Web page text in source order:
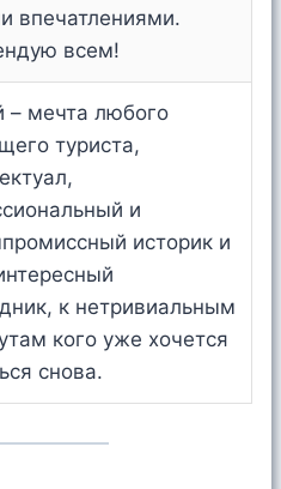
впечатлениями.
всем!
– мечта любого
туриста,
и
историк и
к нетривиальным
кого уже хочется
снова.